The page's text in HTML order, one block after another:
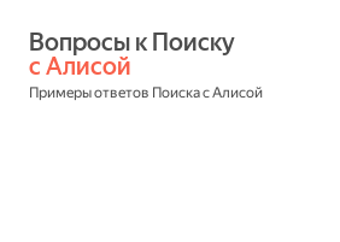
с Алисой
Примеры ответов Поиска с Алисой